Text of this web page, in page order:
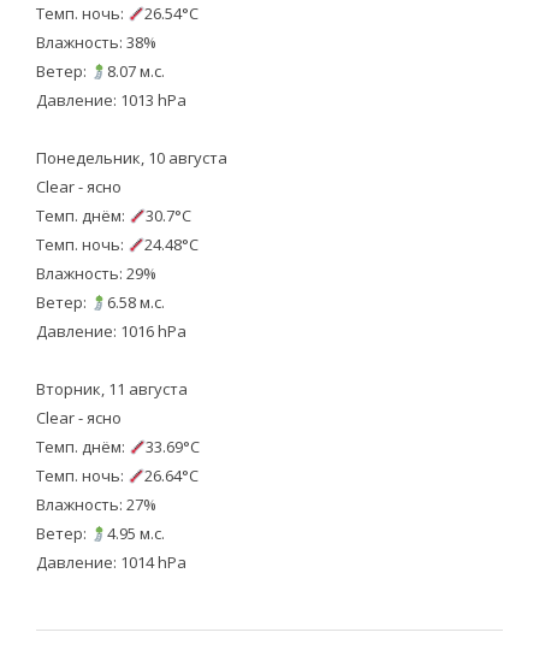
Темп. ночь:
26.54°C
Влажность: 38%
Ветер:
8.07 м.с.
Давление: 1013 hPa
Понедельник, 10 августа
Clear - ясно
Темп. днём:
30.7°C
Темп. ночь:
24.48°C
Влажность: 29%
Ветер:
6.58 м.с.
Давление: 1016 hPa
Вторник, 11 августа
Clear - ясно
Темп. днём:
33.69°C
Темп. ночь:
26.64°C
Влажность: 27%
Ветер:
4.95 м.с.
Давление: 1014 hPa